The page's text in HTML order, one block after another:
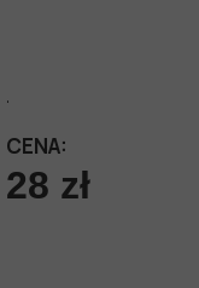
.
28 zł
CENA: